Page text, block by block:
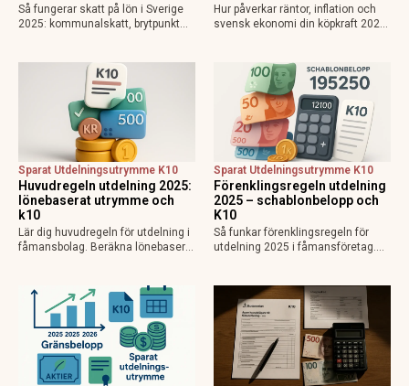
Så fungerar skatt på lön i Sverige
2025: kommunalskatt, brytpunkt
Exempel, kalkylatorer och tips för
att räkna ut vad du får…
Hur påverkar räntor, inflation och
svensk ekonomi din köpkraft 2025?
praktiska tips för att maximera
disponibel inkomst.
Huvudregeln utdelning 2025:
lönebaserat utrymme och
k10
Sparat Utdelningsutrymme K10
Lär dig huvudregeln för utdelning i
fåmansbolag. Beräkna lönebaserat
sparat utrymme och K10. Maximal
skatteeffektivitet med 20% skatt…
Förenklingsregeln utdelning
2025 – schablonbelopp och
K10
Sparat Utdelningsutrymme K10
Så funkar förenklingsregeln för
utdelning 2025 i fåmansföretag.
utdelningsutrymme i K10 och
planera skattesmart. Enkel guide
med exempel och tips inför
årsskiftet.